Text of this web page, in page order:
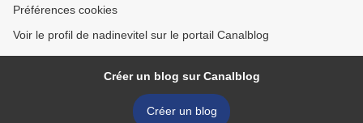
Préférences cookies
Voir le profil de nadinevitel sur le portail Canalblog
Créer un blog sur Canalblog
Créer un blog